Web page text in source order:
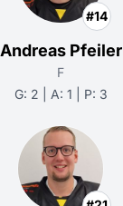
#14
Andreas Pfeiler
F
G: 2 | A: 1 | P: 3